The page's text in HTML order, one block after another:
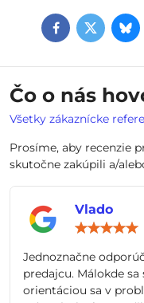
FacebookTwitter
Čo o nás
Všetky zákaznícke
Prosíme, aby recenzie
skutočne zakúpili a/
Vlado
Jednoznačne
predajcu. Málokde
orientáciou sa v